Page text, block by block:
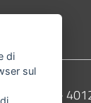
6 -
di
sul